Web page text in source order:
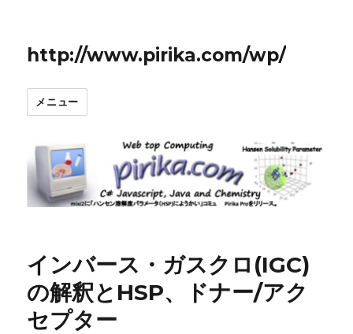
http://www.pirika.com/wp/
メニュー
インバース・ガスクロ(IGC)
の解釈とHSP、ドナー/アク
セプター